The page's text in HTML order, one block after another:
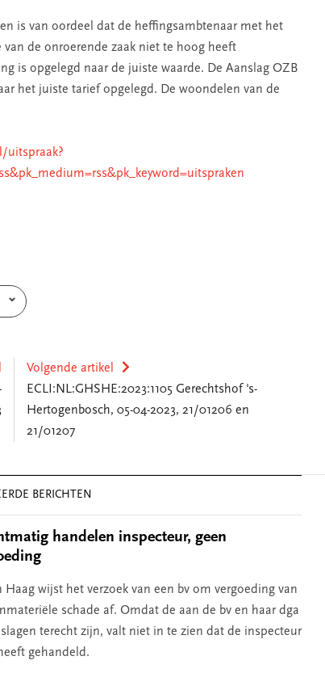
is van oordeel dat de heffingsambtenaar met het
van de onroerende zaak niet te hoog heeft
is opgelegd naar de juiste waarde. De Aanslag OZB
het juiste tarief opgelegd. De woondelen van de
uitspraak?
Volgende artikel
ECLI:NL:GHSHE:2023:1105 Gerechtshof 's-
Hertogenbosch, 05-04-2023, 21/01206 en
21/01207
BERICHTEN
handelen inspecteur, geen
Haag wijst het verzoek van een bv om vergoeding van
schade af. Omdat de aan de bv en haar dga
terecht zijn, valt niet in te zien dat de inspecteur
gehandeld.